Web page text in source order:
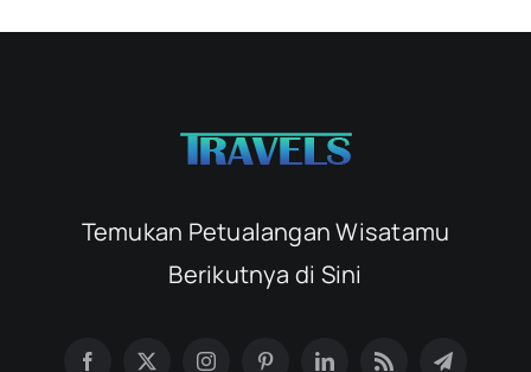
Temukan Petualangan Wisatamu
Berikutnya di Sini